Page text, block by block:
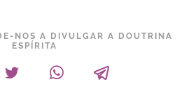
NOS A DIVULGAR A DOUTRINA
ESPÍRITA